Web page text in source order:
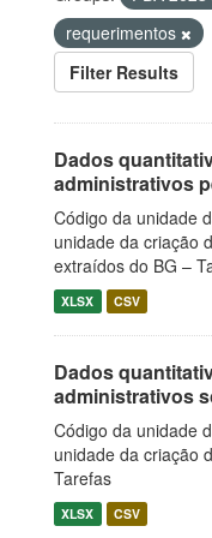
requerimentos
Filter Results
Dados
administrativos
Código da unidade
unidade da criação
extraídos do BG –
XLSX CSV
Dados
administrativos
Código da unidade
unidade da criação
Tarefas
XLSX CSV